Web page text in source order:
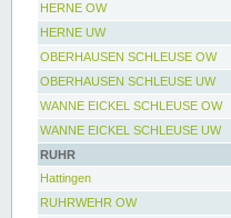
HERNE OW
HERNE UW
OBERHAUSEN SCHLEUSE OW
OBERHAUSEN SCHLEUSE UW
WANNE EICKEL SCHLEUSE OW
WANNE EICKEL SCHLEUSE UW
RUHR
Hattingen
RUHRWEHR OW